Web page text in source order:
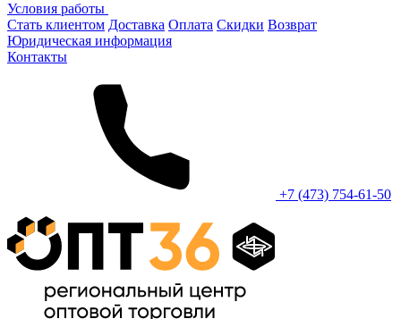
Условия работы
Стать клиентом Доставка Оплата Скидки Возврат
Юридическая информация
Контакты
+7 (473) 754-61-50